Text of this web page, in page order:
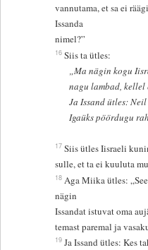
vannutama, et sa ei
Issanda
nimel?”
16 Siis ta ütles:
„Ma nägin kogu
nagu lambad, kellel
Ja Issand ütles:
Igaüks pöördugu
17 Siis ütles Iisraeli
sulle, et ta ei kuuluta
18 Aga Miika ütles:
nägin
Issandat istuvat oma
temast paremal ja
19 Ja Issand ütles: Kes